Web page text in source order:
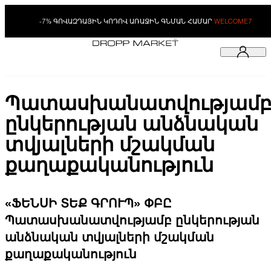
-7% ԳՈՎԱԶԴԱՅԻՆ ԿՈԴՈՎ ԱՌԱՋԻՆ ԳՆՄԱՆ ՀԱՄԱՐ WELCOME7
Պատասխանատվությամբ
ընկերության անձնական
տվյալների մշակման
քաղաքականություն
«ՖԵՆՍԻ ՏԵՔ ԳՐՈՒՊ» ՓԲԸ
Պատասխանատվությամբ ընկերության
անձնական տվյալների մշակման
քաղաքականություն